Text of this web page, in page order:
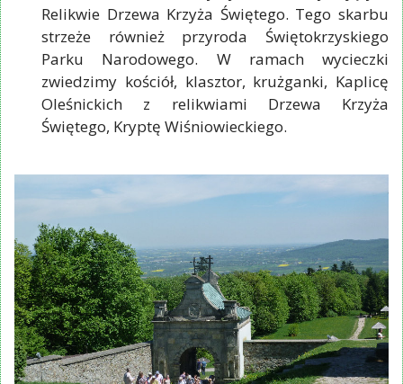
Relikwie Drzewa Krzyża Świętego. Tego skarbu
strzeże również przyroda Świętokrzyskiego
Parku Narodowego. W ramach wycieczki
zwiedzimy kościół, klasztor, krużganki, Kaplicę
Oleśnickich z relikwiami Drzewa Krzyża
Świętego, Kryptę Wiśniowieckiego.